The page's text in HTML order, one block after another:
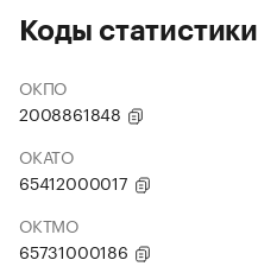
Коды статистики
ОКПО
2008861848
ОКАТО
65412000017
ОКТМО
65731000186